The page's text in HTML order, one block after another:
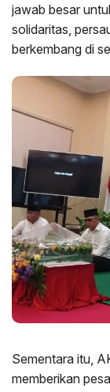
jawab besar
solidaritas,
berkembang di
Sementara itu,
memberikan